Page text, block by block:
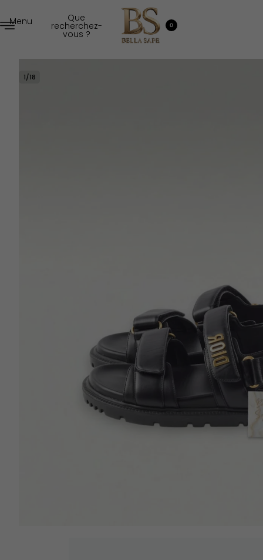
Menu Que
recherchez-
vous ?
0
1/18